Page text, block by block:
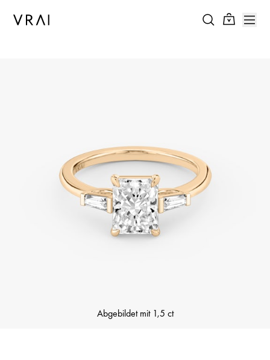
Abgebildet mit 1,5 ct